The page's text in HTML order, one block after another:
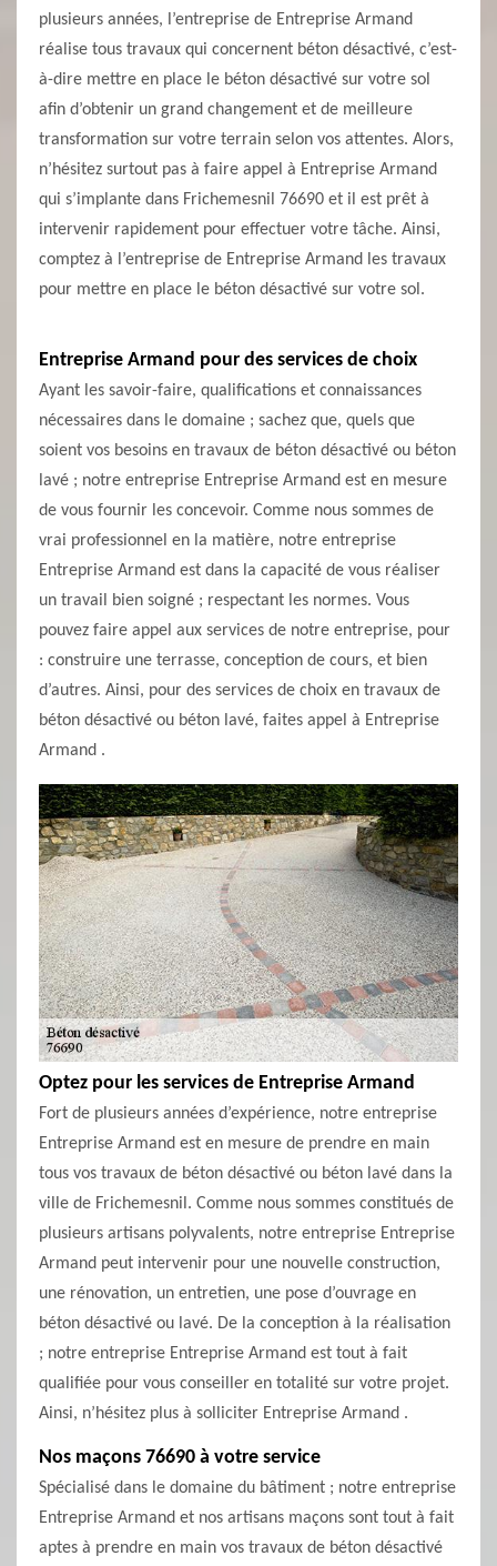
plusieurs années, l’entreprise de Entreprise Armand
réalise tous travaux qui concernent béton désactivé, c’est-
à-dire mettre en place le béton désactivé sur votre sol
afin d’obtenir un grand changement et de meilleure
transformation sur votre terrain selon vos attentes. Alors,
n’hésitez surtout pas à faire appel à Entreprise Armand
qui s’implante dans Frichemesnil 76690 et il est prêt à
intervenir rapidement pour effectuer votre tâche. Ainsi,
comptez à l’entreprise de Entreprise Armand les travaux
pour mettre en place le béton désactivé sur votre sol.
Entreprise Armand pour des services de choix
Ayant les savoir-faire, qualifications et connaissances
nécessaires dans le domaine ; sachez que, quels que
soient vos besoins en travaux de béton désactivé ou béton
lavé ; notre entreprise Entreprise Armand est en mesure
de vous fournir les concevoir. Comme nous sommes de
vrai professionnel en la matière, notre entreprise
Entreprise Armand est dans la capacité de vous réaliser
un travail bien soigné ; respectant les normes. Vous
pouvez faire appel aux services de notre entreprise, pour
: construire une terrasse, conception de cours, et bien
d’autres. Ainsi, pour des services de choix en travaux de
béton désactivé ou béton lavé, faites appel à Entreprise
Armand .
Optez pour les services de Entreprise Armand
Fort de plusieurs années d’expérience, notre entreprise
Entreprise Armand est en mesure de prendre en main
tous vos travaux de béton désactivé ou béton lavé dans la
ville de Frichemesnil. Comme nous sommes constitués de
plusieurs artisans polyvalents, notre entreprise Entreprise
Armand peut intervenir pour une nouvelle construction,
une rénovation, un entretien, une pose d’ouvrage en
béton désactivé ou lavé. De la conception à la réalisation
; notre entreprise Entreprise Armand est tout à fait
qualifiée pour vous conseiller en totalité sur votre projet.
Ainsi, n’hésitez plus à solliciter Entreprise Armand .
Nos maçons 76690 à votre service
Spécialisé dans le domaine du bâtiment ; notre entreprise
Entreprise Armand et nos artisans maçons sont tout à fait
aptes à prendre en main vos travaux de béton désactivé